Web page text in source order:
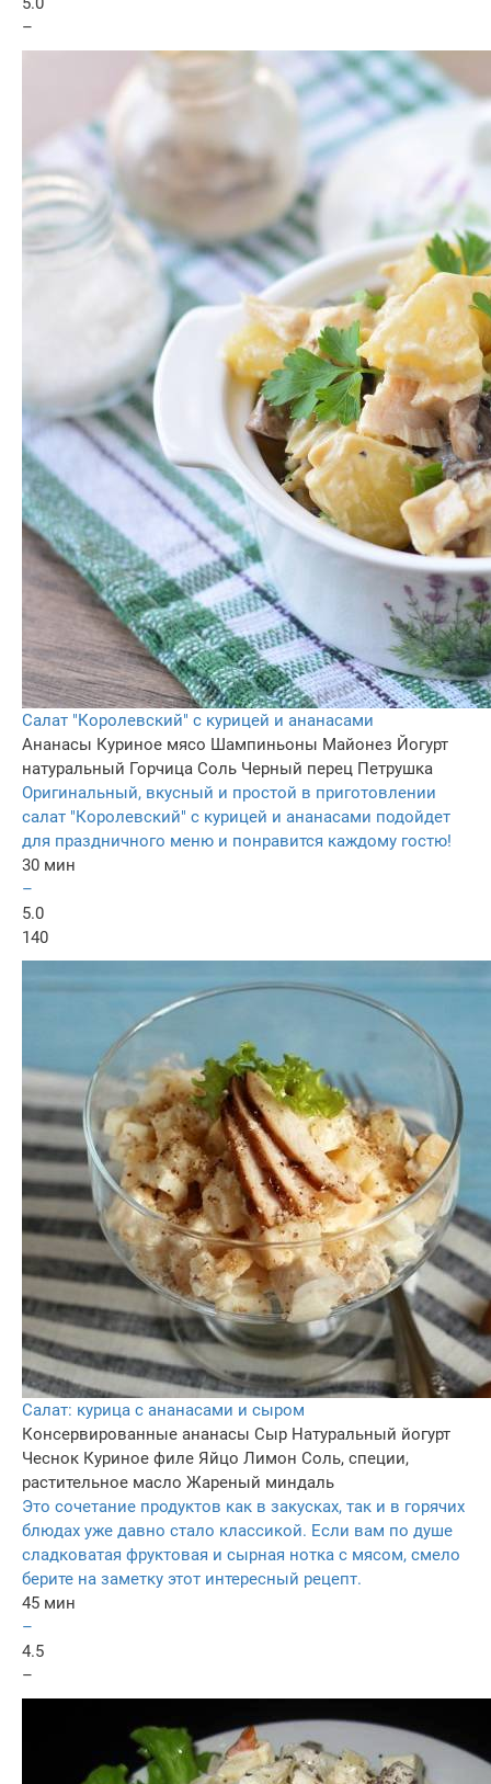
–
Салат "Королевский" с курицей и ананасами
Ананасы Куриное мясо Шампиньоны Майонез Йогурт
натуральный Горчица Соль Черный перец Петрушка
Оригинальный, вкусный и простой в приготовлении
салат "Королевский" с курицей и ананасами подойдет
для праздничного меню и понравится каждому гостю!
30 мин
–
5.0
140
Салат: курица с ананасами и сыром
Консервированные ананасы Сыр Натуральный йогурт
Чеснок Куриное филе Яйцо Лимон Соль, специи,
растительное масло Жареный миндаль
Это сочетание продуктов как в закусках, так и в горячих
блюдах уже давно стало классикой. Если вам по душе
сладковатая фруктовая и сырная нотка с мясом, смело
берите на заметку этот интересный рецепт.
45 мин
–
4.5
–